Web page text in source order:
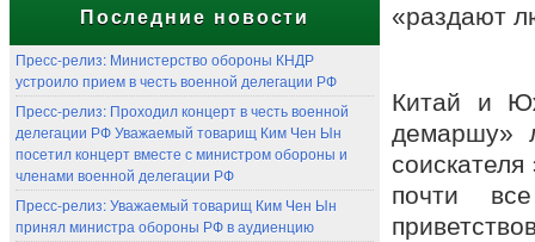
Последние новости
Пресс-релиз: Министерство обороны КНДР
устроило прием в честь военной делегации РФ
Пресс-релиз: Проходил концерт в честь военной
делегации РФ Уважаемый товарищ Ким Чен Ын
посетил концерт вместе с министром обороны и
членами военной делегации РФ
Пресс-релиз: Уважаемый товарищ Ким Чен Ын
принял министра обороны РФ в аудиенцию
«раздают
Китай и
демаршу»
почти